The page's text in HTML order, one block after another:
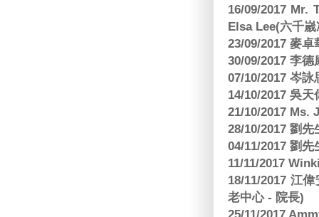
16/09/2017 Mr.
Elsa Lee(六千
23/09/2017 麥
30/09/2017 李
07/10/2017 岑
14/10/2017 吳
21/10/2017 Ms.
28/10/2017 劉
04/11/2017 劉
11/11/2017
18/11/2017 江
老中心 - 院長)